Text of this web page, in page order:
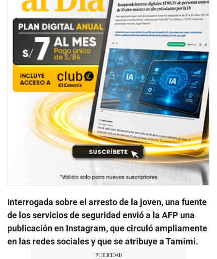
Interrogada sobre el arresto de la joven, una fuente
de los servicios de seguridad envió a la AFP una
publicación en Instagram, que circuló ampliamente
en las redes sociales y que se atribuye a Tamimi.